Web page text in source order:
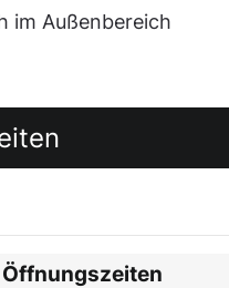
im Außenbereich
Öffnungszeiten